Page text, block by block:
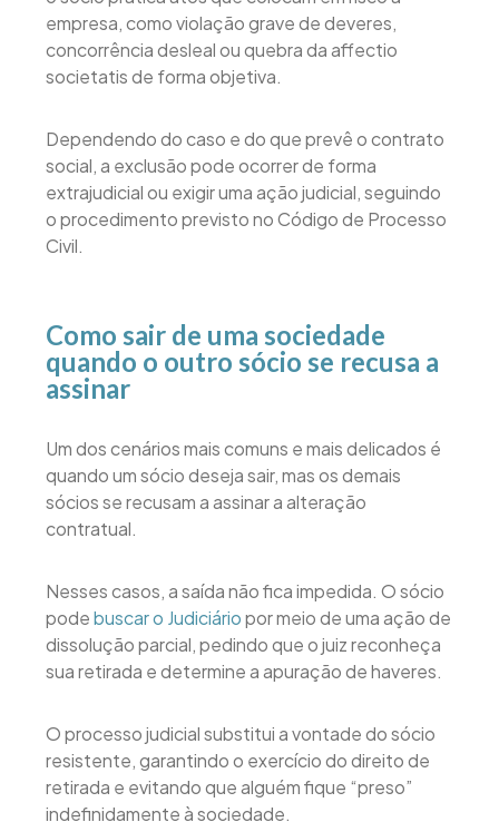
empresa, como violação grave de deveres,
concorrência desleal ou quebra da affectio
societatis de forma objetiva.
Dependendo do caso e do que prevê o contrato
social, a exclusão pode ocorrer de forma
extrajudicial ou exigir uma ação judicial, seguindo
o procedimento previsto no Código de Processo
Civil.
Como sair de uma sociedade
quando o outro sócio se recusa a
assinar
Um dos cenários mais comuns e mais delicados é
quando um sócio deseja sair, mas os demais
sócios se recusam a assinar a alteração
contratual.
Nesses casos, a saída não fica impedida. O sócio
podebuscar o Judiciáriopor meio de uma ação de
dissolução parcial, pedindo que o juiz reconheça
sua retirada e determine a apuração de haveres.
O processo judicial substitui a vontade do sócio
resistente, garantindo o exercício do direito de
retirada e evitando que alguém fique “preso”
indefinidamente à sociedade.